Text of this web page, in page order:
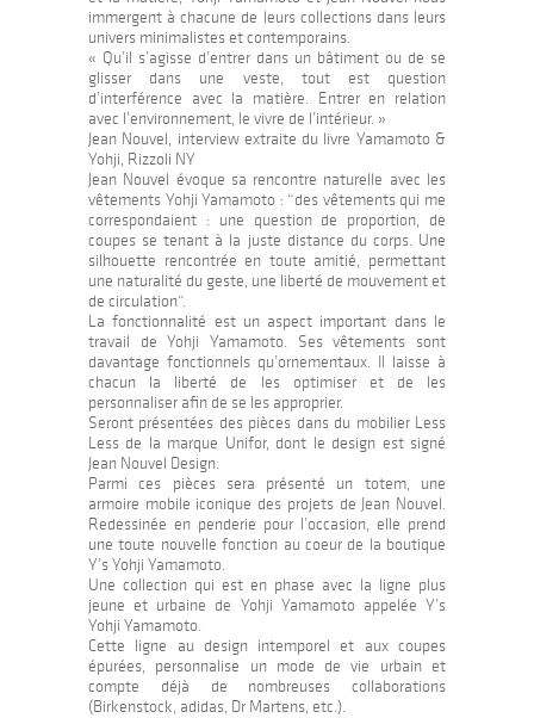
immergent à chacune de leurs collections dans leurs
univers minimalistes et contemporains.
« Qu’il s’agisse d’entrer dans un bâtiment ou de se
glisser dans une veste, tout est question
d’interférence avec la matière. Entrer en relation
avec l’environnement, le vivre de l’intérieur. »
Jean Nouvel, interview extraite du livre Yamamoto &
Yohji, Rizzoli NY
Jean Nouvel évoque sa rencontre naturelle avec les
vêtements Yohji Yamamoto : “des vêtements qui me
correspondaient : une question de proportion, de
coupes se tenant à la juste distance du corps. Une
silhouette rencontrée en toute amitié, permettant
une naturalité du geste, une liberté de mouvement et
de circulation“.
La fonctionnalité est un aspect important dans le
travail de Yohji Yamamoto. Ses vêtements sont
davantage fonctionnels qu’ornementaux. Il laisse à
chacun la liberté de les optimiser et de les
personnaliser afin de se les approprier.
Seront présentées des pièces dans du mobilier Less
Less de la marque Unifor, dont le design est signé
Jean Nouvel Design.
Parmi ces pièces sera présenté un totem, une
armoire mobile iconique des projets de Jean Nouvel.
Redessinée en penderie pour l’occasion, elle prend
une toute nouvelle fonction au coeur de la boutique
Y’s Yohji Yamamoto.
Une collection qui est en phase avec la ligne plus
jeune et urbaine de Yohji Yamamoto appelée Y’s
Yohji Yamamoto.
Cette ligne au design intemporel et aux coupes
épurées, personnalise un mode de vie urbain et
compte déjà de nombreuses collaborations
(Birkenstock, adidas, Dr Martens, etc.).